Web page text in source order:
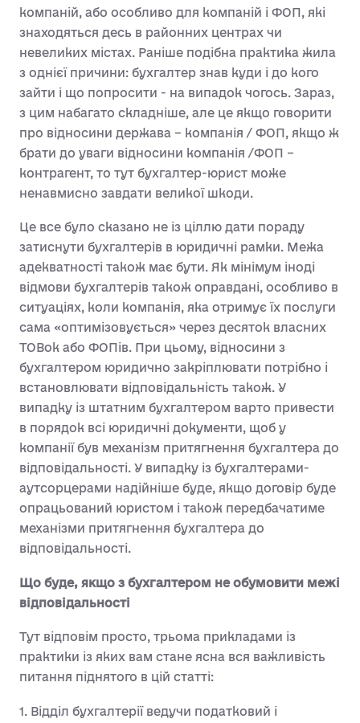
компаній, або особливо для компаній і ФОП, які
знаходяться десь в районних центрах чи
невеликих містах. Раніше подібна практика жила
з однієї причини: бухгалтер знав куди і до кого
зайти і що попросити - на випадок чогось. Зараз,
з цим набагато складніше, але це якщо говорити
про відносини держава – компанія / ФОП, якщо ж
брати до уваги відносини компанія /ФОП –
контрагент, то тут бухгалтер-юрист може
ненавмисно завдати великої шкоди.
Це все було сказано не із ціллю дати пораду
затиснути бухгалтерів в юридичні рамки. Межа
адекватності також має бути. Як мінімум іноді
відмови бухгалтерів також оправдані, особливо в
ситуаціях, коли компанія, яка отримує їх послуги
сама «оптимізовується» через десяток власних
ТОВок або ФОПів. При цьому, відносини з
бухгалтером юридично закріплювати потрібно і
встановлювати відповідальність також. У
випадку із штатним бухгалтером варто привести
в порядок всі юридичні документи, щоб у
компанії був механізм притягнення бухгалтера до
відповідальності. У випадку із бухгалтерами-
аутсорцерами надійніше буде, якщо договір буде
опрацьований юристом і також передбачатиме
механізми притягнення бухгалтера до
відповідальності.
Що буде, якщо з бухгалтером не обумовити межі
відповідальності
Тут відповім просто, трьома прикладами із
практики із яких вам стане ясна вся важливість
питання піднятого в цій статті:
1. Відділ бухгалтерії ведучи податковий і